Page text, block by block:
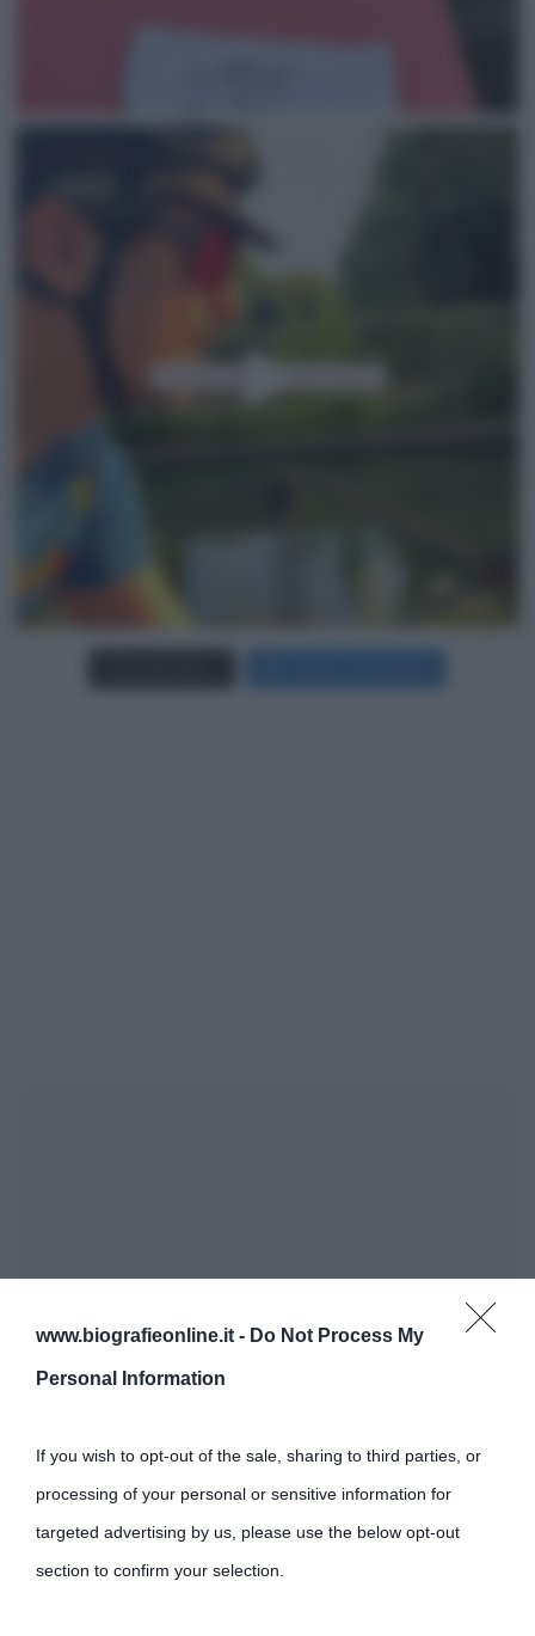
www.biografieonline.it - Do Not Process My
Personal Information
If you wish to opt-out of the sale, sharing to third parties, or
processing of your personal or sensitive information for
targeted advertising by us, please use the below opt-out
section to confirm your selection.